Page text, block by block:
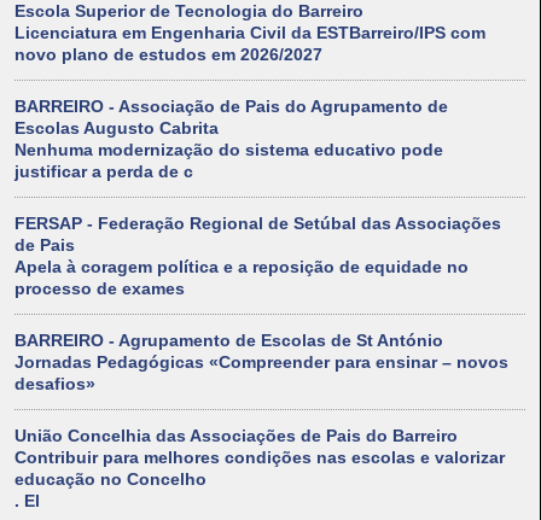
Escola Superior de Tecnologia do Barreiro
Licenciatura em Engenharia Civil da ESTBarreiro/IPS com
novo plano de estudos em 2026/2027
BARREIRO - Associação de Pais do Agrupamento de
Escolas Augusto Cabrita
Nenhuma modernização do sistema educativo pode
justificar a perda de c
FERSAP - Federação Regional de Setúbal das Associações
de Pais
Apela à coragem política e a reposição de equidade no
processo de exames
BARREIRO - Agrupamento de Escolas de St António
Jornadas Pedagógicas «Compreender para ensinar – novos
desafios»
União Concelhia das Associações de Pais do Barreiro
Contribuir para melhores condições nas escolas e valorizar
educação no Concelho
. El